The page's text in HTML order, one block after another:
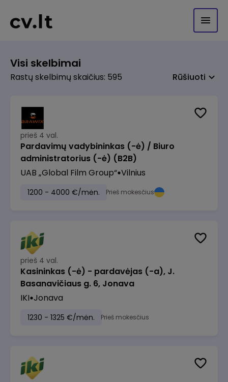
Visi skelbimai
Rastų skelbimų skaičius: 595 Rūšiuoti
prieš 4 val.
Pardavimų vadybininkas (-ė) / Biuro
administratorius (-ė) (B2B)
UAB „Global Film Group“ Vilnius
1200 - 4000 €/mėn. Prieš mokesčius
prieš 4 val.
Kasininkas (-ė) - pardavėjas (-a), J.
Basanavičiaus g. 6, Jonava
IKI Jonava
1230 - 1325 €/mėn. Prieš mokesčius